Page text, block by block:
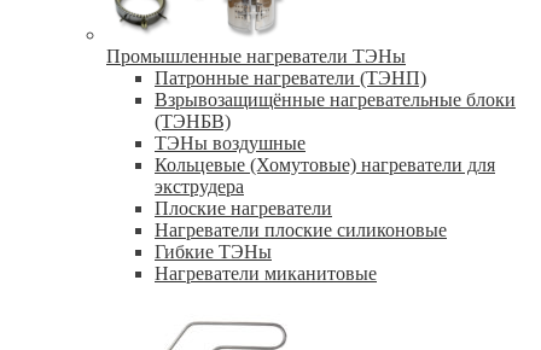
Промышленные нагреватели ТЭНы
Патронные нагреватели (ТЭНП)
Взрывозащищённые нагревательные блоки
(ТЭНБВ)
ТЭНы воздушные
Кольцевые (Хомутовые) нагреватели для
экструдера
Плоские нагреватели
Нагреватели плоские силиконовые
Гибкие ТЭНы
Нагреватели миканитовые